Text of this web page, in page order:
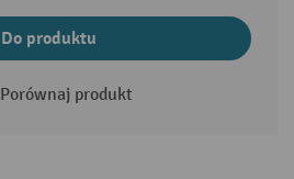
Do produktu
Porównaj produkt